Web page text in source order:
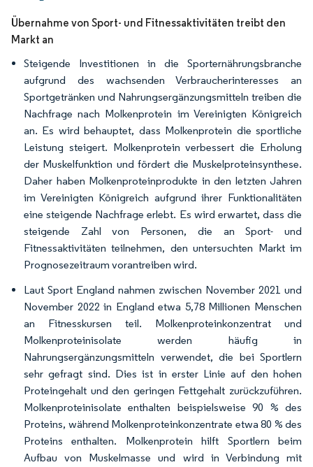
Übernahme von Sport- und Fitnessaktivitäten treibt den
Markt an
Steigende Investitionen in die Sporternährungsbranche
aufgrund des wachsenden Verbraucherinteresses an
Sportgetränken und Nahrungsergänzungsmitteln treiben die
Nachfrage nach Molkenprotein im Vereinigten Königreich
an. Es wird behauptet, dass Molkenprotein die sportliche
Leistung steigert. Molkenprotein verbessert die Erholung
der Muskelfunktion und fördert die Muskelproteinsynthese.
Daher haben Molkenproteinprodukte in den letzten Jahren
im Vereinigten Königreich aufgrund ihrer Funktionalitäten
eine steigende Nachfrage erlebt. Es wird erwartet, dass die
steigende Zahl von Personen, die an Sport- und
Fitnessaktivitäten teilnehmen, den untersuchten Markt im
Prognosezeitraum vorantreiben wird.
Laut Sport England nahmen zwischen November 2021 und
November 2022 in England etwa 5,78 Millionen Menschen
an Fitnesskursen teil. Molkenproteinkonzentrat und
Molkenproteinisolate werden häufig in
Nahrungsergänzungsmitteln verwendet, die bei Sportlern
sehr gefragt sind. Dies ist in erster Linie auf den hohen
Proteingehalt und den geringen Fettgehalt zurückzuführen.
Molkenproteinisolate enthalten beispielsweise 90 % des
Proteins, während Molkenproteinkonzentrate etwa 80 % des
Proteins enthalten. Molkenprotein hilft Sportlern beim
Aufbau von Muskelmasse und wird in Verbindung mit